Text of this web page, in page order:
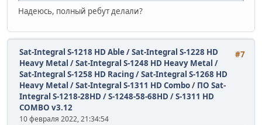
Надеюсь, полный ребут делали?
#7
Sat-Integral S-1218 HD Able / Sat-Integral S-1228 HD
Heavy Metal / Sat-Integral S-1248 HD Heavy Metal /
Sat-Integral S-1258 HD Racing / Sat-Integral S-1268 HD
Heavy Metal / Sat-Integral S-1311 HD Combo/ ПО Sat-
Integral S-1218-28HD / S-1248-58-68HD / S-1311 HD
COMBO v3.12
10 февраля 2022, 21:34:54